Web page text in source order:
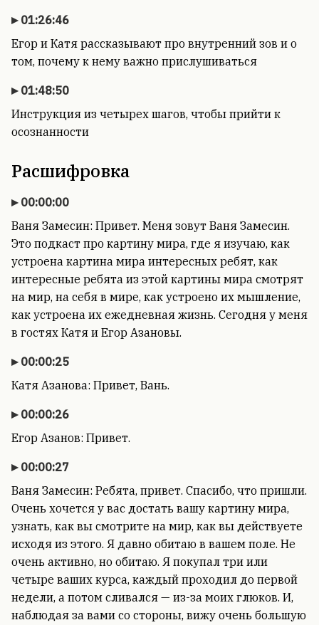
01:26:46
Егор и Катя рассказывают про внутренний зов и о
том, почему к нему важно прислушиваться
01:48:50
Инструкция из четырех шагов, чтобы прийти к
осознанности
Расшифровка
00:00:00
Ваня Замесин: Привет. Меня зовут Ваня Замесин.
Это подкаст про картину мира, где я изучаю, как
устроена картина мира интересных ребят, как
интересные ребята из этой картины мира смотрят
на мир, на себя в мире, как устроено их мышление,
как устроена их ежедневная жизнь. Сегодня у меня
в гостях Катя и Егор Азановы.
00:00:25
Катя Азанова: Привет, Вань.
00:00:26
Егор Азанов: Привет.
00:00:27
Ваня Замесин: Ребята, привет. Спасибо, что пришли.
Очень хочется у вас достать вашу картину мира,
узнать, как вы смотрите на мир, как вы действуете
исходя из этого. Я давно обитаю в вашем поле. Не
очень активно, но обитаю. Я покупал три или
четыре ваших курса, каждый проходил до первой
недели, а потом сливался — из-за моих глюков. И,
наблюдая за вами со стороны, вижу очень большую